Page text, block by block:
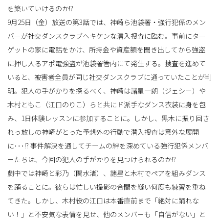
を築いていけるのか!?
9月25日（金）放送の第3話では、神崎ら池袋署・強行犯係のメン
バーが社交ダンスクラブへキケンな潜入捜査に臨む。事前にター
ゲットの家に電話をかけ、所持金や資産額を聞き出してから強盗
に押し入るアポ電強盗が池袋署管内にて発生する。捜査を進めて
いると、被害者全員が同じ社交ダンスクラブに通っていたことが判
明。犯人の手がかりを探るべく、神崎は諸星一朗（ジェシー）や
木村ともこ（江口のりこ）らと共にド派手なダンス衣装に身を包
み、1日体験レッスンに参加することに。しかし、黒木に振り回さ
れっ放しの神崎がとった予想外の行動で潜入捜査は意外な展開
に･･･!? 事件解決を通してチームの絆を深めている強行犯係メンバ
ーたちは、今回の犯人の手がかりを見つけられるのか!?
劇中では神崎と彩乃（関水渚）、諸星と木村でペアを組みダンス
を踊ることに。彼らは忙しい撮影の合間を縫い何度も練習を重ね
てきた。しかし、木村役の江口は本番直前まで「絶対に踊れな
い！」と不安気な表情を見せ、他のメンバーも「自信がない」と